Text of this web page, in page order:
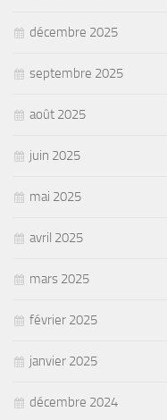
décembre 2025
septembre 2025
août 2025
juin 2025
mai 2025
avril 2025
mars 2025
février 2025
janvier 2025
décembre 2024